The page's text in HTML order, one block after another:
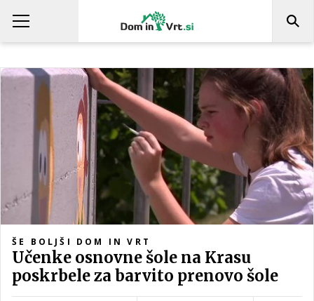
ŠE BOLJŠI DOM IN VRT
Učenke osnovne šole na Krasu
poskrbele za barvito prenovo šole